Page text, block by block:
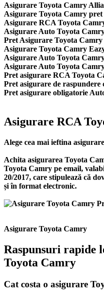
Asigurare Toyota Camry
Asigurare Toyota Camry
Asigurare RCA Toyota
Asigurare Auto Toyota
Pret Asigurare Toyota
Asigurare Toyota Camry
Asigurare Auto Toyota
Asigurare Auto Toyota
Pret asigurare RCA Toyota
Pret asigurare de
Pret asigurare obligatorie
Asigurare RCA
Alege cea mai ieftina
Achita asigurarea Toyota
Toyota Camry pe email,
20/2017, care stipulează că
și în format electronic.
Asigurare Toyota Camry
Raspunsuri rapide
Toyota Camry
Cat costa o asigurare